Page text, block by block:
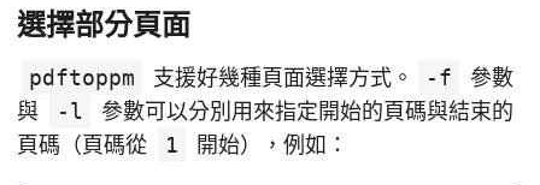
選擇部分頁面
pdftoppm 支援好幾種頁面選擇方式。 -f
參數
與
-l
參數可以分別用來指定開始的頁碼與結束的
頁碼（頁碼從
1 開始），例如：